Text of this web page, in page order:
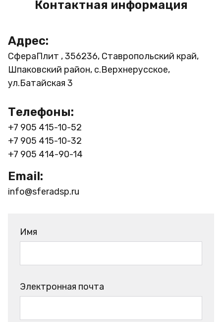
Контактная информация
Адрес:
СфераПлит , 356236, Ставропольский край,
Шпаковский район, с.Верхнерусское,
ул.Батайская 3
Телефоны:
+7 905 415-10-52
+7 905 415-10-32
+7 905 414-90-14
Email:
info@sferadsp.ru
Имя
Электронная почта